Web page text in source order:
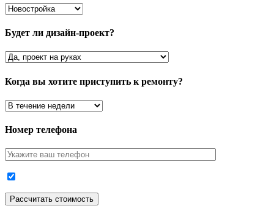
Будет ли дизайн-проект?
Когда вы хотите приступить к ремонту?
Номер телефона